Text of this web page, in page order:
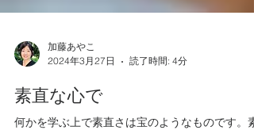
加藤あやこ
2024年3月27日
読了時間: 4分